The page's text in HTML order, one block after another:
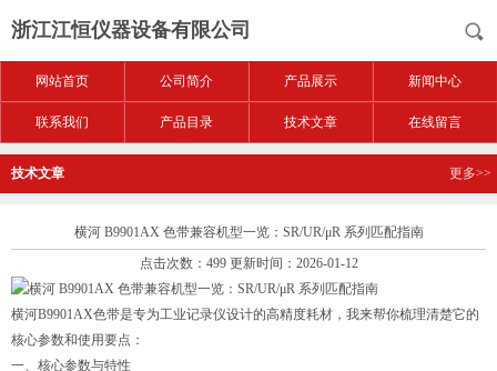
浙江江恒仪器设备有限公司
网站首页 公司简介 产品展示 新闻中心
联系我们 产品目录 技术文章 在线留言
技术文章 更多>>
横河 B9901AX 色带兼容机型一览：SR/UR/μR 系列匹配指南
点击次数：499 更新时间：2026-01-12
横河B9901AX色带是专为工业记录仪设计的高精度耗材，我来帮你梳理清楚它的
核心参数和使用要点：
一、核心参数与特性